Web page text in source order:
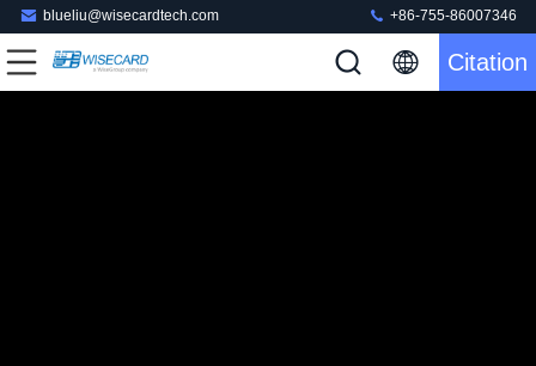
blueliu@wisecardtech.com +86-755-86007346
Citation